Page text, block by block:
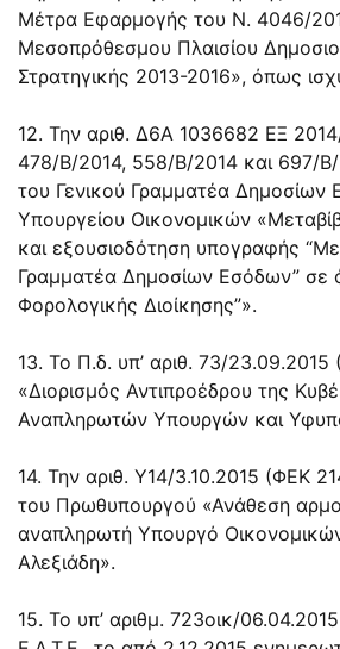
Μέτρα Εφαρμογής του N. 4046/
Μεσοπρόθεσμου Πλαισίου
Στρατηγικής 2013-2016», όπως
12. Την αριθ. Δ6Α 1036682 ΕΞ
478/Β/2014, 558/Β/2014 και 697/
του Γενικού Γραμματέα Δημοσίων
Υπουργείου Οικονομικών
και εξουσιοδότηση υπογραφής
Γραμματέα Δημοσίων Εσόδων” σε
Φορολογικής Διοίκησης”».
13. Το Π.δ. υπ’ αριθ. 73/23.09.2015
«Διορισμός Αντιπροέδρου της
Αναπληρωτών Υπουργών και
14. Την αριθ. Υ14/3.10.2015 (ΦΕΚ
του Πρωθυπουργού «Ανάθεση
αναπληρωτή Υπουργό
Αλεξιάδη».
15. Το υπ’ αριθμ. 723οικ/